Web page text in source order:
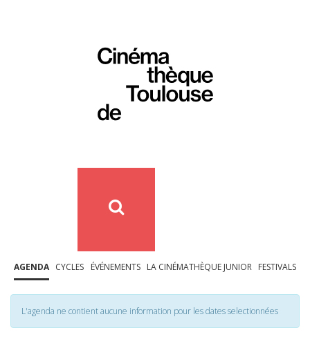
AGENDA CYCLES ÉVÉNEMENTS LA CINÉMATHÈQUE JUNIOR FESTIVALS
L'agenda ne contient aucune information pour les dates selectionnées